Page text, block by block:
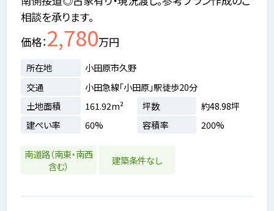
相談を承ります。
価格 2,780万円
所在地
小田原市久野
交通
小田急線「小田原」駅徒歩20分
土地面積
161.92m² 坪数
約48.98坪
建ぺい率
60% 容積率 200%
南道路（南東・南西
含む）
建築条件なし